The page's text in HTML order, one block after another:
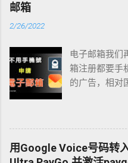
邮箱
2/26/2022
电子邮箱我们
箱注册都要手
的广告，相对
还是用国外
不到的，而
到。 所以今天
用Google Voice号码转